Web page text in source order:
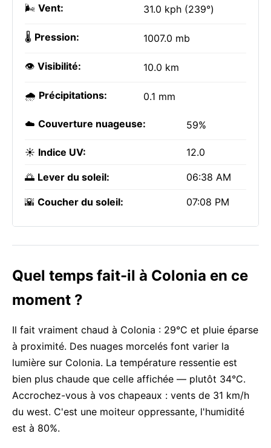
🌬️ Vent: 31.0 kph (239°)
🌡️ Pression: 1007.0 mb
👁️ Visibilité: 10.0 km
🌧️ Précipitations: 0.1 mm
☁️ Couverture nuageuse: 59%
☀️ Indice UV: 12.0
🌅 Lever du soleil: 06:38 AM
🌇 Coucher du soleil: 07:08 PM
Quel temps fait-il à Colonia en ce
moment ?
Il fait vraiment chaud à Colonia : 29°C et pluie éparse
à proximité. Des nuages morcelés font varier la
lumière sur Colonia. La température ressentie est
bien plus chaude que celle affichée — plutôt 34°C.
Accrochez-vous à vos chapeaux : vents de 31 km/h
du west. C'est une moiteur oppressante, l'humidité
est à 80%.